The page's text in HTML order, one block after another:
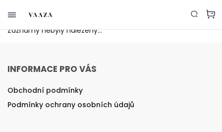
Záznamy nebyly nalezeny...
INFORMACE PRO VÁS
Obchodní podmínky
Podmínky ochrany osobních údajů